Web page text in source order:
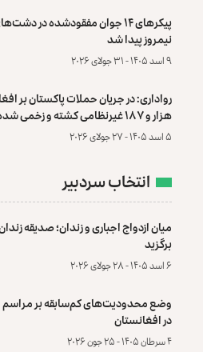
پیکرهای ۱۴ جوان مفقودشده در
نیمروز پیدا شد
۹ اسد ۱۴۰۵ - ۳۱ جولای ۲۰۲۶
رواداری: در جریان حملات پاکستان بر
هزار و ۱۸۷ غیرنظامی کشته و زخمی شده‌اند
۵ اسد ۱۴۰۵ - ۲۷ جولای ۲۰۲۶
انتخاب سردبیر
میان ازدواج اجباری و زندان؛ صدیقه
برگزید
۶ اسد ۱۴۰۵ - ۲۸ جولای ۲۰۲۶
وضع محدودیت‌های کم‌سابقه بر
در افغانستان
۴ سرطان ۱۴۰۵ - ۲۵ جون ۲۰۲۶